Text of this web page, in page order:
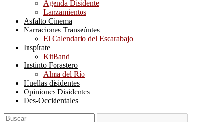
Agenda Disidente
Lanzamientos
Asfalto Cinema
Narraciones Transeúntes
El Calendario del Escarabajo
Inspírate
KitBand
Instinto Forastero
Alma del Río
Huellas disidentes
Opiniones Disidentes
Des-Occidentales